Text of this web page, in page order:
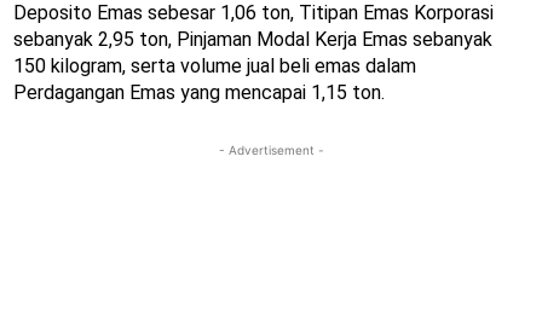
Deposito Emas sebesar 1,06 ton, Titipan Emas Korporasi
sebanyak 2,95 ton, Pinjaman Modal Kerja Emas sebanyak
150 kilogram, serta volume jual beli emas dalam
Perdagangan Emas yang mencapai 1,15 ton.
- Advertisement -